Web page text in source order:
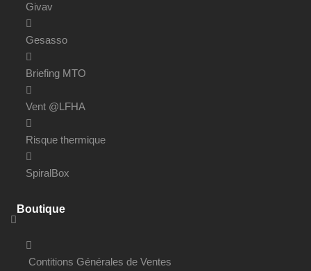
Givav
Gesasso
Briefing MTO
Vent @LFHA
Risque thermique
SpiralBox
Boutique
Contitions Générales de Ventes